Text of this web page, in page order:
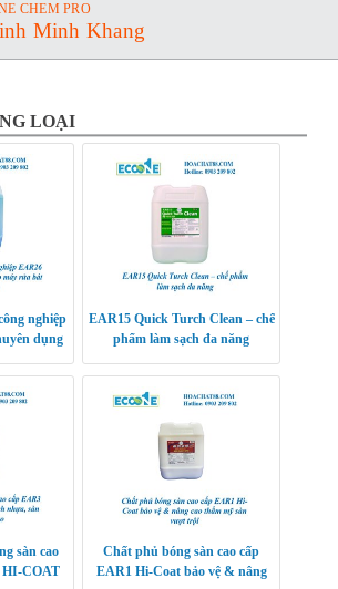
CHEM PRO
Minh Khang
LOẠI
nghiệp
dụng
EAR15 Quick Turch Clean – chế
phẩm làm sạch đa năng
sàn cao
HI-COAT
Chất phủ bóng sàn cao cấp
EAR1 Hi-Coat bảo vệ & nâng